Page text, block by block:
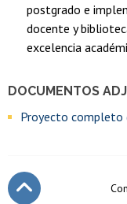
DOCUMENTOS
Proyecto completo
postgrado e
docente y
excelencia